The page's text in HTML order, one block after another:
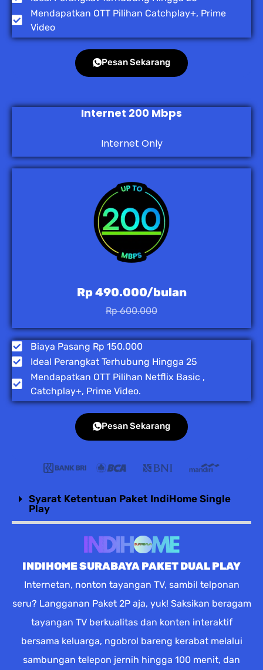
Mendapatkan OTT Pilihan Catchplay+, Prime
Video
Pesan Sekarang
Internet 200 Mbps
Internet Only
Rp 490.000/bulan
Rp 600.000
Biaya Pasang Rp 150.000
Ideal Perangkat Terhubung Hingga 25
Mendapatkan OTT Pilihan Netflix Basic ,
Catchplay+, Prime Video.
Pesan Sekarang
Syarat Ketentuan Paket IndiHome Single
Play
INDIHOME SURABAYA PAKET DUAL PLAY
Internetan, nonton tayangan TV, sambil telponan
seru? Langganan Paket 2P aja, yuk! Saksikan beragam
tayangan TV berkualitas dan konten interaktif
bersama keluarga, ngobrol bareng kerabat melalui
sambungan telepon jernih hingga 100 menit, dan